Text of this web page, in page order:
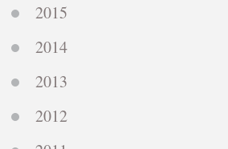
2015
2014
2013
2012